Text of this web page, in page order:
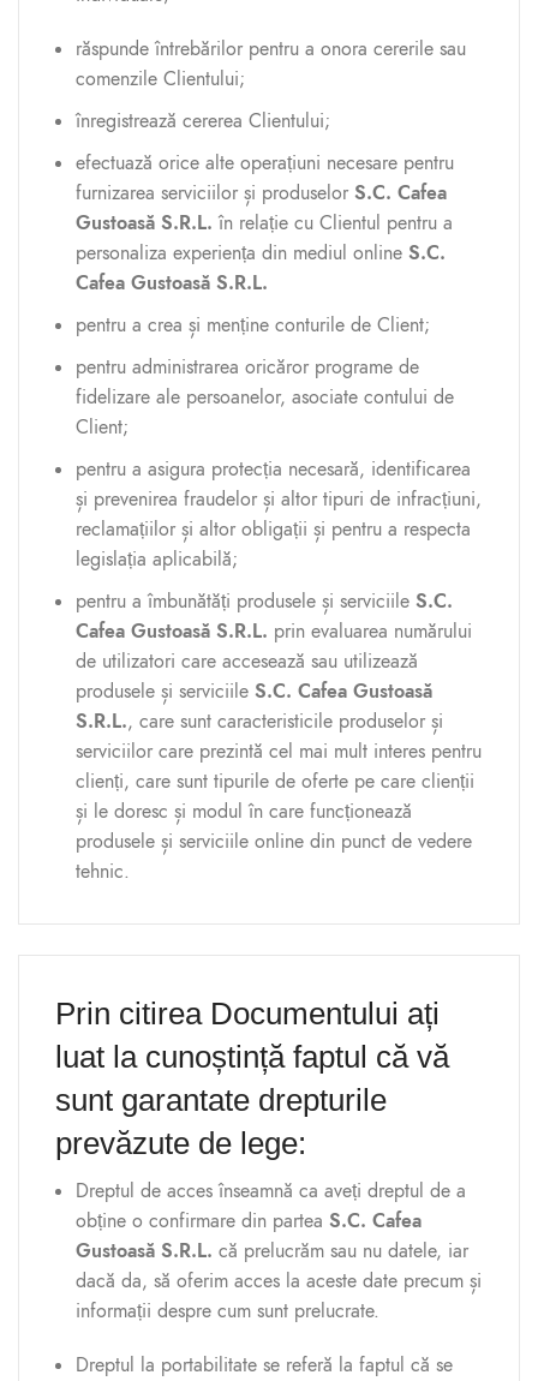
răspunde întrebărilor pentru a onora cererile sau
comenzile Clientului;
înregistrează cererea Clientului;
efectuază orice alte operațiuni necesare pentru
furnizarea serviciilor și produselorS.C. Cafea
Gustoasă S.R.L. în relație cu Clientul pentru a
personaliza experiența din mediul online S.C.
Cafea Gustoasă S.R.L.
pentru a crea și menține conturile de Client;
pentru administrarea oricăror programe de
fidelizare ale persoanelor, asociate contului de
Client;
pentru a asigura protecția necesară, identificarea
și prevenirea fraudelor și altor tipuri de infracțiuni,
reclamațiilor și altor obligații și pentru a respecta
legislația aplicabilă;
pentru a îmbunătăți produsele și serviciile S.C.
Cafea Gustoasă S.R.L. prin evaluarea numărului
de utilizatori care accesează sau utilizează
produsele și serviciile S.C. Cafea Gustoasă
S.R.L., care sunt caracteristicile produselor și
serviciilor care prezintă cel mai mult interes pentru
clienți, care sunt tipurile de oferte pe care clienții
și le doresc și modul în care funcționează
produsele și serviciile online din punct de vedere
tehnic.
Prin citirea Documentului ați
luat la cunoștință faptul că vă
sunt garantate drepturile
prevăzute de lege:
Dreptul de acces înseamnă ca aveți dreptul de a
obține o confirmare din partea S.C. Cafea
Gustoasă S.R.L. că prelucrăm sau nu datele, iar
dacă da, să oferim acces la aceste date precum și
informații despre cum sunt prelucrate.
Dreptul la portabilitate se referă la faptul că se